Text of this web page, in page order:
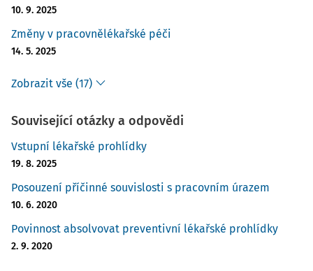
10. 9. 2025
Změny v pracovnělékařské péči
14. 5. 2025
Zobrazit vše (17)
Související otázky a odpovědi
Vstupní lékařské prohlídky
19. 8. 2025
Posouzení příčinné souvislosti s pracovním úrazem
10. 6. 2020
Povinnost absolvovat preventivní lékařské prohlídky
2. 9. 2020